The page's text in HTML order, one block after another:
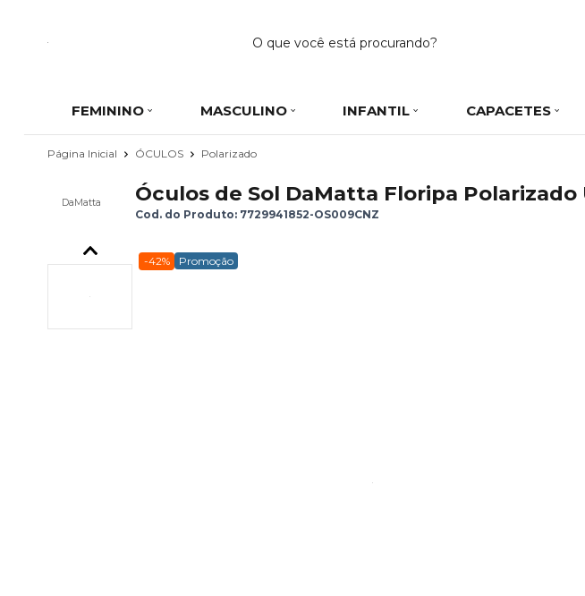
FEMININO MASCULINO INFANTIL CAPACETES
Página Inicial ÓCULOS Polarizado
DaMatta Óculos de Sol DaMatta Floripa Polarizado
Cod. do Produto: 7729941852-OS009CNZ
-42% Promoção